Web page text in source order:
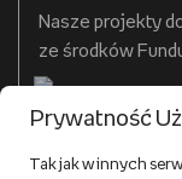
Zwroty
Nasze projekty
ze środków
Prywatność
Tak jak w innych